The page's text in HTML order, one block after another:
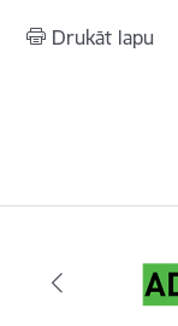
Drukāt lapu